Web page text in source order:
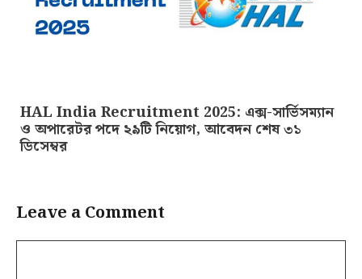
HAL India Recruitment 2025: এক্স-সার্ভিসম্যান
ও অপারেটর পদে ২৯টি নিয়োগ, আবেদন শেষ ৩১
ডিসেম্বর
Leave a Comment
Comment